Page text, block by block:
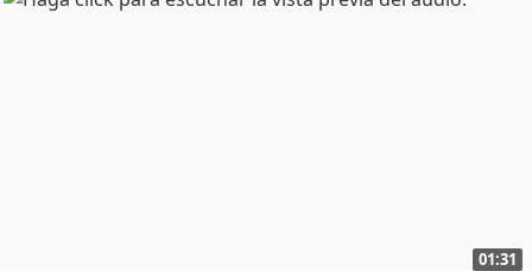
01:31